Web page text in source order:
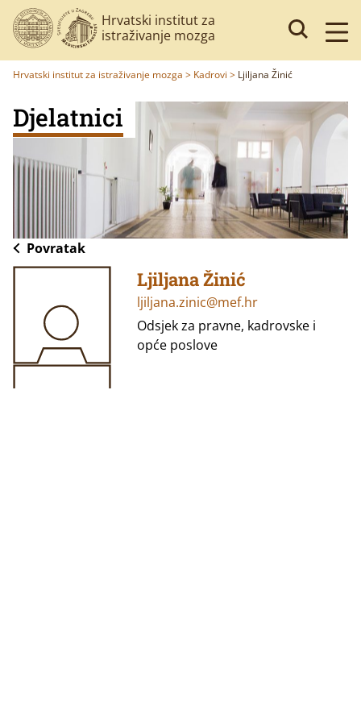
Hrvatski institut za
istraživanje mozga
Hrvatski institut za istraživanje mozga > Kadrovi > Ljiljana Žinić
Djelatnici
Povratak
Ljiljana Žinić
ljiljana.zinic@mef.hr
Odsjek za pravne, kadrovske i
opće poslove